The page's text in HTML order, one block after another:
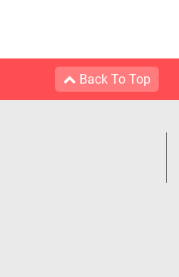
Back To Top